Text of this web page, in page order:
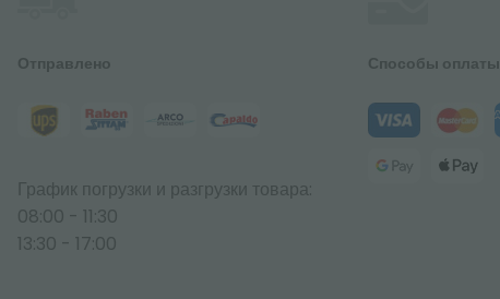
Отправлено
График погрузки и разгрузки товара:
08:00 - 11:30
13:30 - 17:00
Способы оплаты